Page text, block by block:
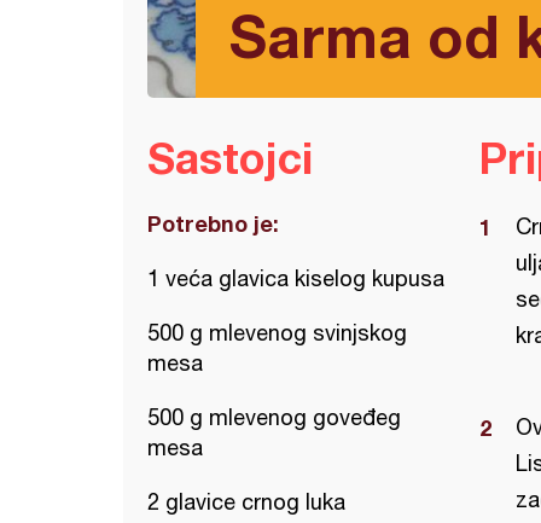
Sarma od
Sastojci
Potrebno je:
1 veća glavica kiselog kupusa
500 g mlevenog svinjskog
mesa
500 g mlevenog goveđeg
mesa
2 glavice crnog luka